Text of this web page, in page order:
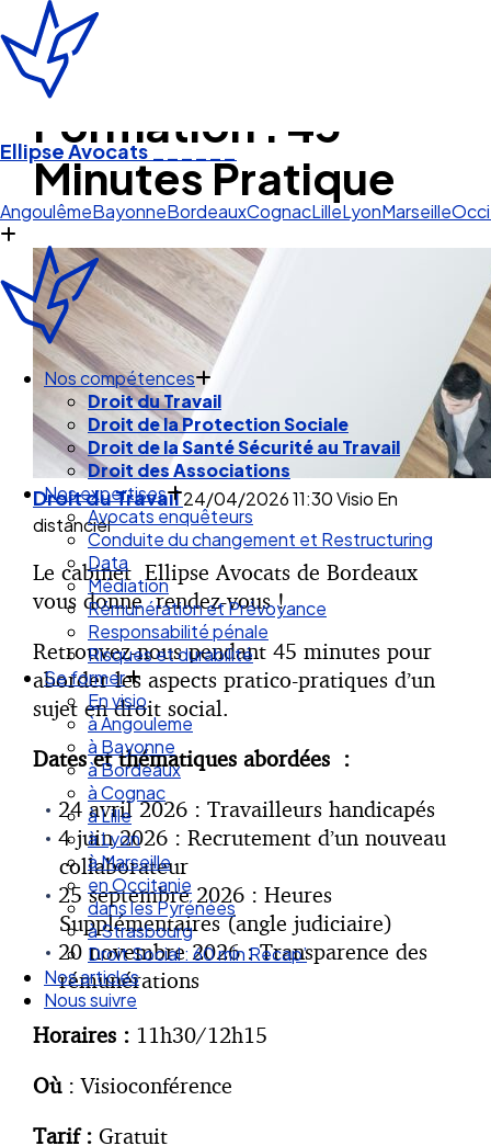
Ellipse Avocats______
Cogn
Angoulême
Nos compétences
Droit du Travail
Droit de la Protection Sociale
Droit de la Santé Sécurité au Travail
Droit des Associations
Nos expertises
Avocats enquêteurs
Conduite du changement et Restructuring
Data
Médiation
Rémunération et Prévoyance
Responsabilité pénale
Risques et durabilité
Se former
En visio
à Angouleme
à Bayonne
à Bordeaux
à Cognac
à Lille
à Lyon
à Marseille
en Occitanie
dans les Pyrénées
à Strasbourg
Droit Social : 60 min Recap’
Nos articles
Nous suivre
Formation : 45
Minutes Pratique
Droit du Travail24/04/202611:30Visio En
distanciel
Le cabinet Ellipse Avocats de Bordeaux
vous donne rendez-vous !
Retrouvez-nous pendant 45 minutes pour
aborder les aspects pratico-pratiques d’un
sujet en droit social.
Dates et thématiques abordées :
24 avril 2026 : Travailleurs handicapés
4 juin 2026 : Recrutement d’un nouveau
collaborateur
25 septembre 2026 : Heures
Supplémentaires (angle judiciaire)
20 novembre 2026 : Transparence des
rémunérations
Horaires : 11h30/12h15
Où : Visioconférence
Tarif : Gratuit